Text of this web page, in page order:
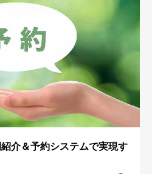
介＆予約システムで実現す